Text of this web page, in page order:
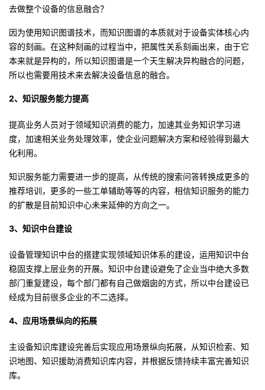
去做整个设备的信息融合？
因为使用知识图谱技术，而知识图谱的本质就对于设备实体核心内
容的刻画。在这种刻画的过程当中，把属性关系刻画出来，由于它
本来就是异构的，所以知识图谱是一个天生解决异构融合的问题，
所以也需要用技术来去解决设备信息的融合。
2、知识服务能力提高
提高业务人员对于领域知识消费的能力，加速其业务知识学习进
度，加速相关业务处理效率，使企业问题解决方案和经验得到最大
化利用。
知识服务能力需要进一步的提高，从传统的搜索问答转换成更多的
推荐培训，更多的一些工单辅助等等的内容，相信知识服务的能力
的扩散是目前知识中心未来延伸的方向之一。
3、知识中台建设
设备管理知识中台的搭建实现领域知识体系的建设，运用知识中台
稳固支撑上层业务的开展。知识中台建设避免了企业当中绝大多数
部门重复建设，每个部门都有自己做烟囱的方式，所以中台建设已
经成为目前很多企业的不二选择。
4、 应用场景纵向的拓展
主设备知识库建设完善后实现应用场景纵向拓展，从知识检索、知
识地图、知识援助消费知识库内容，并根据反馈持续丰富完善知识
库。